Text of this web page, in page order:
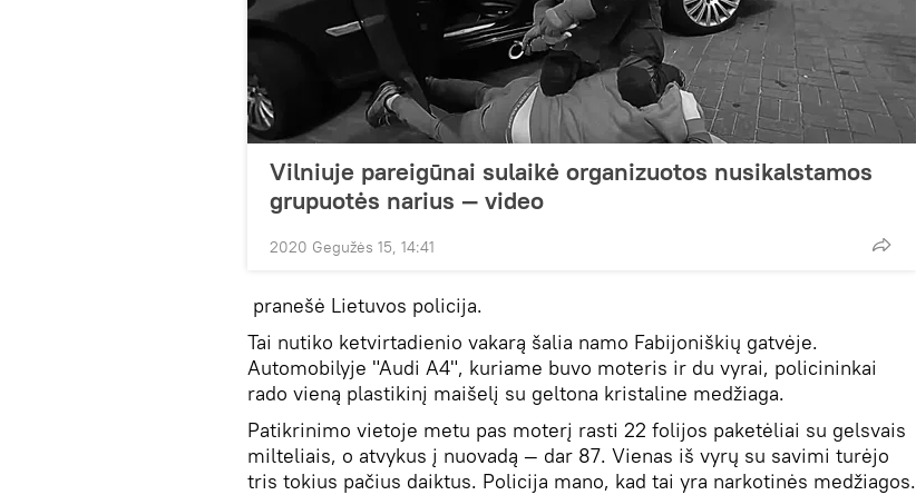
Vilniuje pareigūnai sulaikė organizuotos nusikalstamos
grupuotės narius — video
2020 Gegužės 15, 14:41
pranešė Lietuvos policija.
Tai nutiko ketvirtadienio vakarą šalia namo Fabijoniškių gatvėje.
Automobilyje "Audi A4", kuriame buvo moteris ir du vyrai, policininkai
rado vieną plastikinį maišelį su geltona kristaline medžiaga.
Patikrinimo vietoje metu pas moterį rasti 22 folijos paketėliai su gelsvais
milteliais, o atvykus į nuovadą — dar 87. Vienas iš vyrų su savimi turėjo
tris tokius pačius daiktus. Policija mano, kad tai yra narkotinės medžiagos.